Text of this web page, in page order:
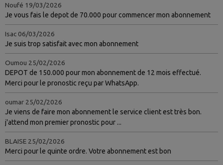
Noufé 19/03/2026
Je vous fais le depot de 70.000 pour commencer mon abonnement
Isac 06/03/2026
Je suis trop satisfait avec mon abonnement
Oumou 25/02/2026
DEPOT de 150.000 pour mon abonnement de 12 mois effectué.
Merci pour le pronostic reçu par WhatsApp.
oumar 25/02/2026
Je viens de faire mon abonnement le service client est très bon.
j'attend mon premier pronostic pour ...
BLAISE 25/02/2026
Merci pour le quinte ordre. Votre abonnement est bon